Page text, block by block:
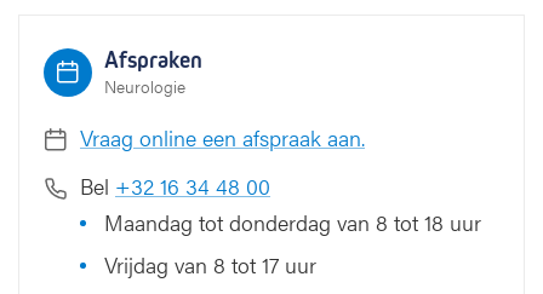
i
c
Afspraken
Neurologie
Vraag online een afspraak aan.
Bel +32 16 34 48 00
Maandag tot donderdag van 8 tot 18 uur
Vrijdag van 8 tot 17 uur